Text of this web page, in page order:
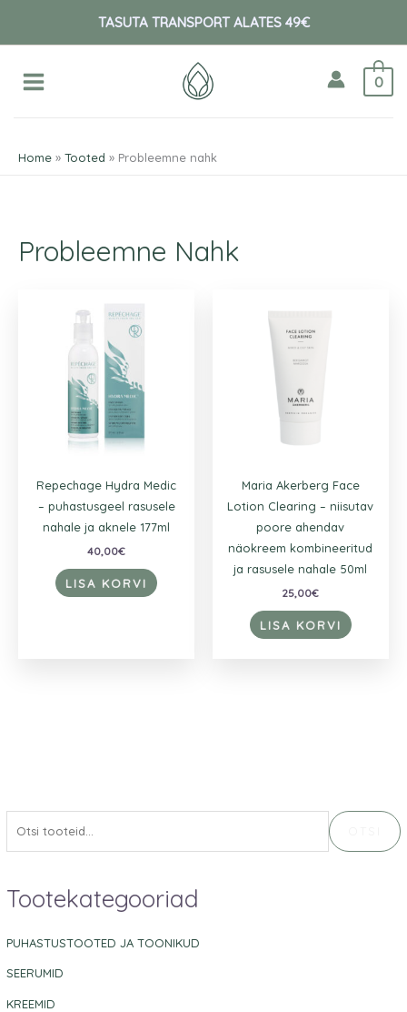
TASUTA TRANSPORT ALATES 49€
0
Home Tooted Probleemne nahk
Tootekategooriad
PUHASTUSTOOTED JA TOONIKUD
SEERUMID
KREEMID
Probleemne Nahk
Repechage Hydra Medic
– puhastusgeel rasusele
nahale ja aknele 177ml
40,00€
LISA KORVI
Maria Akerberg Face
Lotion Clearing – niisutav
poore ahendav
näokreem kombineeritud
ja rasusele nahale 50ml
25,00€
LISA KORVI